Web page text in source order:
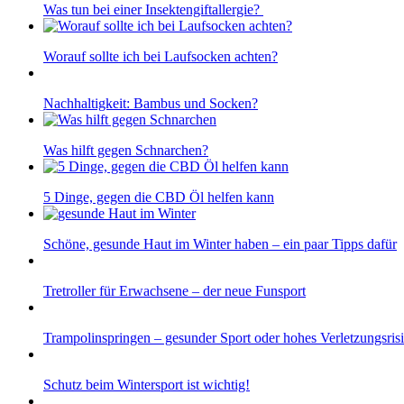
Was tun bei einer Insektengiftallergie?
Worauf sollte ich bei Laufsocken achten?
Nachhaltigkeit: Bambus und Socken?
Was hilft gegen Schnarchen?
5 Dinge, gegen die CBD Öl helfen kann
Schöne, gesunde Haut im Winter haben – ein paar Tipps dafür
Tretroller für Erwachsene – der neue Funsport
Trampolinspringen – gesunder Sport oder hohes
Schutz beim Wintersport ist wichtig!